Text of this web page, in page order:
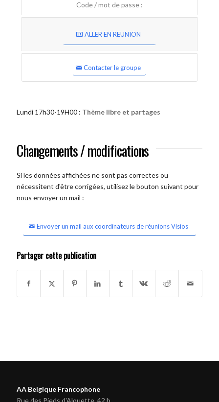
Code / mot de passe :
ALLER EN REUNION
Contacter le groupe
Lundi 17h30-19H00 : Thème libre et partages
Changements / modifications
Si les données affichées ne sont pas correctes ou
nécessitent d'être corrigées, utilisez le bouton suivant pour
nous envoyer un mail :
Envoyer un mail aux coordinateurs de réunions Visios
Partager cette publication
AA Belgique Francophone
Rue des Pieds d'Alouette, 42 b